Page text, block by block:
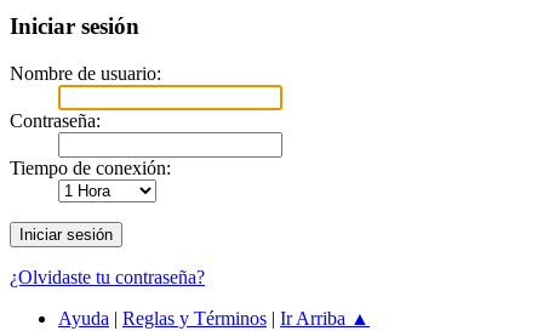
Iniciar sesión
Nombre de usuario:
Contraseña:
Tiempo de conexión:
¿Olvidaste tu contraseña?
Ayuda | Reglas y Términos | Ir Arriba ▲